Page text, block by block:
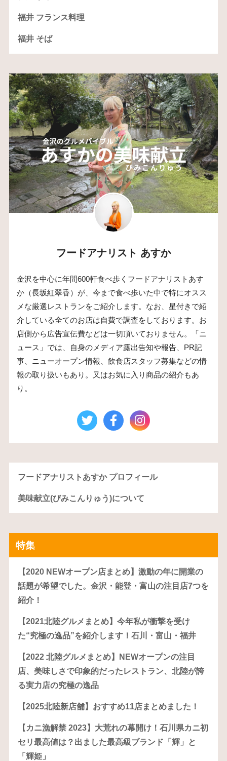
福井 フランス料理
福井 そば
フードアナリスト あすか
金沢を中心に年間600軒食べ歩くフードアナリストあす
か（長坂紅翠香）が、今まで食べ歩いた中で特にオスス
メな厳選レストランをご紹介します。なお、星付きで紹
介している全てのお店は自費で調査をしております。お
店側から広告宣伝費などは一切頂いておりません。「ニ
ュース」では、自身のメディア露出告知や報告、PR記
事、ニューオープン情報、飲食店スタッフ募集などの情
報の取り扱いもあり。又はお気に入り商品の紹介もあ
り。
フードアナリストあすか プロフィール
美味献立(びみこんりゅう)について
特集
【2020 NEWオープン店まとめ】激動の年に開業の
話題が希望でした。金沢・能登・富山の注目店7つを
紹介！
【2021北陸グルメまとめ】今年私が衝撃を受け
た“究極の逸品”を紹介します！石川・富山・福井
【2022 北陸グルメまとめ】NEWオープンの注目
店、美味しさで印象的だったレストラン、北陸が誇
る実力店の究極の逸品
【2025北陸新店舗】おすすめ11店まとめました！
【カニ漁解禁 2023】大荒れの幕開け！石川県カニ初
セリ最高値は？出ました最高級ブランド「輝」と
「輝姫」